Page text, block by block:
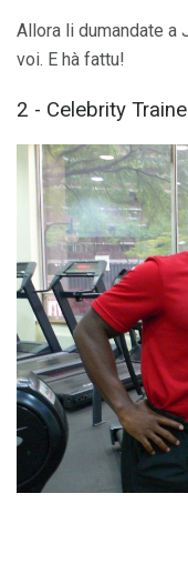
Allora li dumandate a
voi. E hà fattu!
2 - Celebrity